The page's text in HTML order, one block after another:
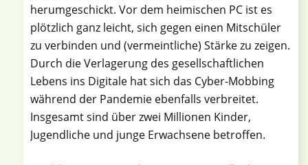
herumgeschickt. Vor dem heimischen PC ist es
plötzlich ganz leicht, sich gegen einen Mitschüler
zu verbinden und (vermeintliche) Stärke zu zeigen.
Durch die Verlagerung des gesellschaftlichen
Lebens ins Digitale hat sich das Cyber-Mobbing
während der Pandemie ebenfalls verbreitet.
Insgesamt sind über zwei Millionen Kinder,
Jugendliche und junge Erwachsene betroffen.